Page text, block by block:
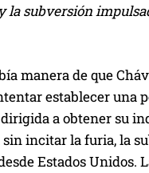
la subversión
manera de que
establecer una
a obtener su
incitar la furia, la
Estados Unidos.